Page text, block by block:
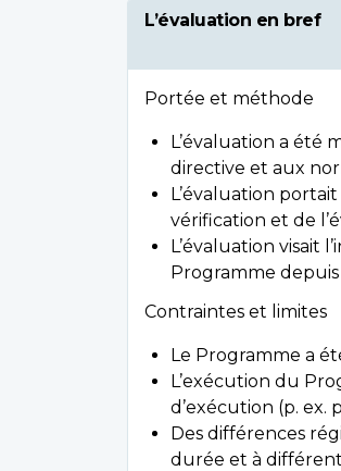
L’évaluation en bref
Portée et méthode
L’évaluation a été
directive et aux
L’évaluation
vérification et de
L’évaluation visait
Programme
Contraintes et limites
Le Programme a
L’exécution du
d’exécution (p.
Des différences
durée et à